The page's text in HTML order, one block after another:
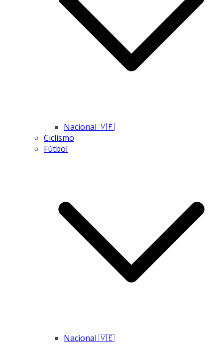
Nacional 🇻🇪
Ciclismo
Fútbol
Nacional 🇻🇪